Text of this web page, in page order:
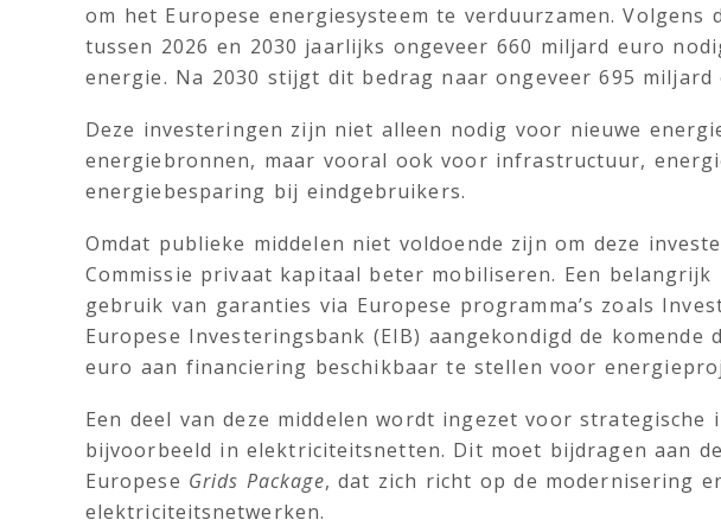
om het Europese energiesysteem te verduurzamen. Volgens
tussen 2026 en 2030 jaarlijks ongeveer 660 miljard euro
energie. Na 2030 stijgt dit bedrag naar ongeveer 695 miljard
Deze investeringen zijn niet alleen nodig voor nieuwe
energiebronnen, maar vooral ook voor infrastructuur,
energiebesparing bij eindgebruikers.
Omdat publieke middelen niet voldoende zijn om deze
Commissie privaat kapitaal beter mobiliseren. Een
gebruik van garanties via Europese programma’s zoals
Europese Investeringsbank (EIB) aangekondigd de komende
euro aan financiering beschikbaar te stellen voor
Een deel van deze middelen wordt ingezet voor
bijvoorbeeld in elektriciteitsnetten. Dit moet bijdragen aan
Europese Grids Package, dat zich richt op de modernisering
elektriciteitsnetwerken.